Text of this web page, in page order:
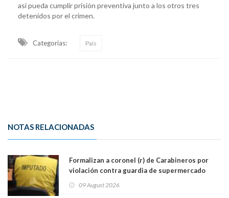
así pueda cumplir prisión preventiva junto a los otros tres
detenidos por el crimen.
Categorias: País
NOTAS RELACIONADAS
Formalizan a coronel (r) de Carabineros por
violación contra guardia de supermercado
09 August 2026